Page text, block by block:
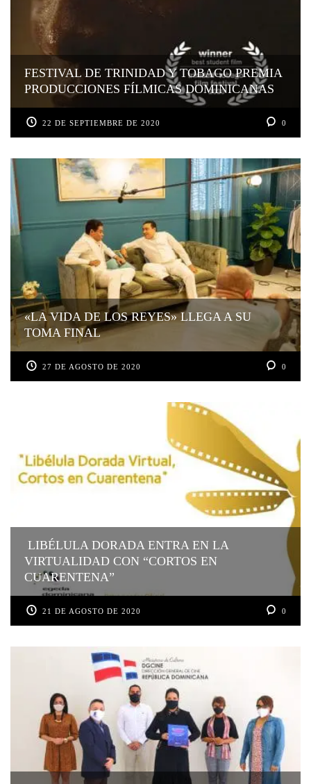
FESTIVAL DE TRINIDAD Y TOBAGO PREMIA
PRODUCCIONES FÍLMICAS DOMINICANAS
22 DE SEPTIEMBRE DE 2020 0
«LA VIDA DE LOS REYES» LLEGA A SU
TOMA FINAL
27 DE AGOSTO DE 2020 0
LIBÉLULA DORADA ENTRA EN LA
VIRTUALIDAD CON “CORTOS EN
CUARENTENA”
21 DE AGOSTO DE 2020 0